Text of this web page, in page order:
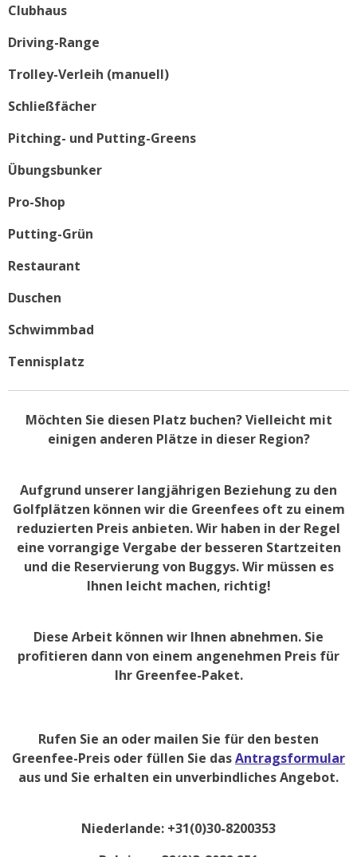
Clubhaus
Driving-Range
Trolley-Verleih (manuell)
Schließfächer
Pitching- und Putting-Greens
Übungsbunker
Pro-Shop
Putting-Grün
Restaurant
Duschen
Schwimmbad
Tennisplatz
Möchten Sie diesen Platz buchen? Vielleicht mit
einigen anderen Plätze in dieser Region?
Aufgrund unserer langjährigen Beziehung zu den
Golfplätzen können wir die Greenfees oft zu einem
reduzierten Preis anbieten. Wir haben in der Regel
eine vorrangige Vergabe der besseren Startzeiten
und die Reservierung von Buggys. Wir müssen es
Ihnen leicht machen, richtig!
Diese Arbeit können wir Ihnen abnehmen. Sie
profitieren dann von einem angenehmen Preis für
Ihr Greenfee-Paket.
Rufen Sie an oder mailen Sie für den besten
Greenfee-Preis oder füllen Sie dasAntragsformular
aus und Sie erhalten ein unverbindliches Angebot.
Niederlande: +31(0)30-8200353